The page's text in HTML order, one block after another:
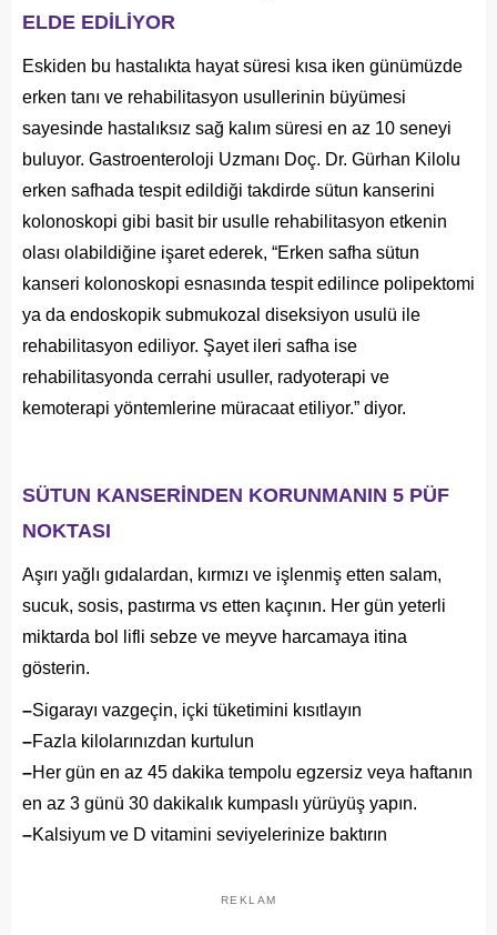
ELDE EDİLİYOR
Eskiden bu hastalıkta hayat süresi kısa iken günümüzde
erken tanı ve rehabilitasyon usullerinin büyümesi
sayesinde hastalıksız sağ kalım süresi en az 10 seneyi
buluyor. Gastroenteroloji Uzmanı Doç. Dr. Gürhan Kilolu
erken safhada tespit edildiği takdirde sütun kanserini
kolonoskopi gibi basit bir usulle rehabilitasyon etkenin
olası olabildiğine işaret ederek, “Erken safha sütun
kanseri kolonoskopi esnasında tespit edilince polipektomi
ya da endoskopik submukozal diseksiyon usulü ile
rehabilitasyon ediliyor. Şayet ileri safha ise
rehabilitasyonda cerrahi usuller, radyoterapi ve
kemoterapi yöntemlerine müracaat etiliyor.” diyor.
SÜTUN KANSERİNDEN KORUNMANIN 5 PÜF
NOKTASI
Aşırı yağlı gıdalardan, kırmızı ve işlenmiş etten salam,
sucuk, sosis, pastırma vs etten kaçının. Her gün yeterli
miktarda bol lifli sebze ve meyve harcamaya itina
gösterin.
–Sigarayı vazgeçin, içki tüketimini kısıtlayın
–Fazla kilolarınızdan kurtulun
–Her gün en az 45 dakika tempolu egzersiz veya haftanın
en az 3 günü 30 dakikalık kumpaslı yürüyüş yapın.
–Kalsiyum ve D vitamini seviyelerinize baktırın
REKLAM